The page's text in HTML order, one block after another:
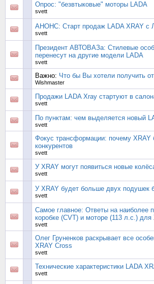
Опрос: "безвтыковые" моторы LADA
svett
АНОНС: Старт продаж LADA XRAY с
svett
Президент АВТОВАЗа: Стилевые
перенесут на другие модели LADA
svett
Важно: Что бы Вы хотели получить
Wishmaster
Продажи LADA Xray стартуют в
svett
По пунктам: чем выделяется новый
svett
Фокус трансформации: почему
конкурентов
svett
У XRAY могут появиться новые
svett
У XRAY будет больше двух подушек
svett
Самое главное: Ответы на наиболее
коробке (CVT) и моторе (113 л.с.) для
svett
Олег Груненков раскрывает все
XRAY Cross
svett
Технические характеристики LADA
svett